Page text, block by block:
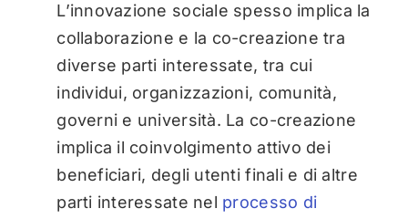
L’innovazione sociale spesso implica la
collaborazione e la co-creazione tra
diverse parti interessate, tra cui
individui, organizzazioni, comunità,
governi e università. La co-creazione
implica il coinvolgimento attivo dei
beneficiari, degli utenti finali e di altre
parti interessate nel processo di